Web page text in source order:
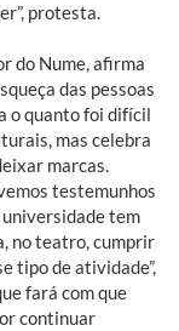
protesta.
do Nume, afirma
das pessoas
o quanto foi difícil
mas celebra
marcas.
testemunhos
universidade tem
no teatro, cumprir
tipo de atividade”,
fará com que
continuar